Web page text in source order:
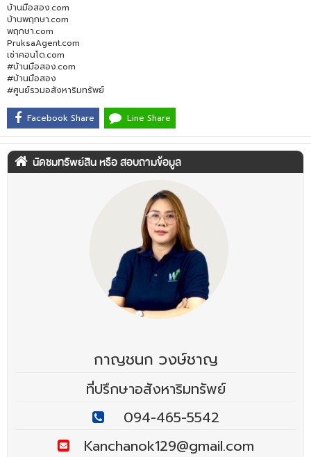
บ้านมือสอง.com
บ้านพฤกษา.com
พฤกษา.com
PruksaAgent.com
เช่าคอนโด.com
#บ้านมือสอง.com
#บ้านมือสอง
#ศูนย์รวมอสังหาริมทรัพย์
Facebook Share Line Share
นัดชมทรัพย์สิน หรือ สอบถามข้อมูล
กาญชนก วงษ์ชาญ
ที่ปรึกษาอสังหาริมทรัพย์
094-465-5542
Kanchanok129@gmail.com